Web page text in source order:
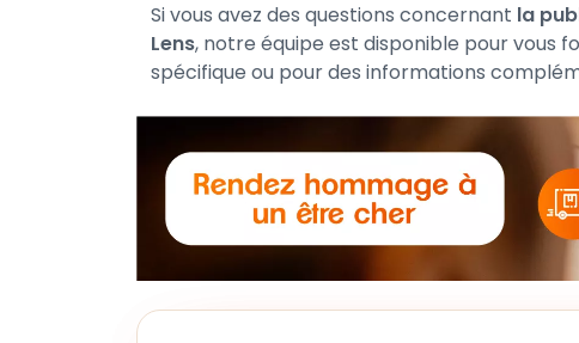
Si vous avez des questions concernant la
Lens, notre équipe est disponible pour vous
spécifique ou pour des informations